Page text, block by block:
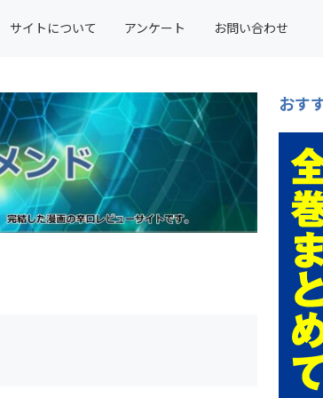
サイトについて アンケート お問い合わせ
おす